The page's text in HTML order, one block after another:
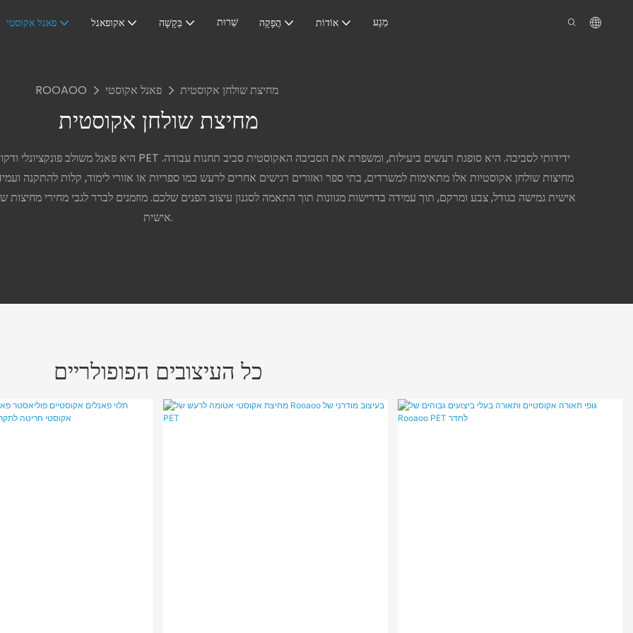
פאנל אקוסטי אקופאנל בַּקָשָׁה שֵׁרוּת הֲפָקָה אוֹדוֹת מַגָע
ROOAOO פאנל אקוסטי מחיצת שולחן אקוסטית
מחיצת שולחן אקוסטית
מחיצות שולחן אקוסטיות אלו מתאימות למשרדים, בתי ספר ואזורים רגישים אחרים לרעש כמו ספריות או אזורי לימוד, קלות להתקנה
אישית גמישה בגודל, צבע ומרקם, תוך עמידה בדרישות מגוונות תוך התאמה לסגנון עיצוב הפנים שלכם. מוזמנים לברר לגבי מחירי
אישית.
כל העיצובים הפופולריים